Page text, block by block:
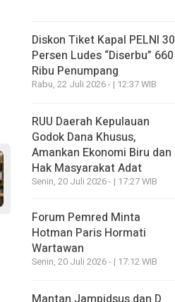
Diskon Tiket Kapal PELNI 30
Persen Ludes “Diserbu” 660
Ribu Penumpang
Rabu, 22 Juli 2026 - | 12:37 WIB
RUU Daerah Kepulauan
Godok Dana Khusus,
Amankan Ekonomi Biru dan
Hak Masyarakat Adat
Senin, 20 Juli 2026 - | 17:27 WIB
Forum Pemred Minta
Hotman Paris Hormati
Wartawan
Senin, 20 Juli 2026 - | 17:12 WIB